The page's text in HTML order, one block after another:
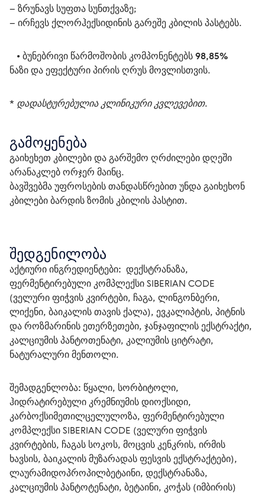
– ზრუნავს სუფთა სუნთქვაზე;
– ირჩევს ქლორჰექსიდინის გარეშე კბილის პასტებს.
• ბუნებრივი წარმოშობის კომპონენტებს 98,85%
ნაზი და ეფექტური პირის ღრუს მოვლისთვის.
* დადასტურებულია კლინიკური კვლევებით.
გამოყენება
გაიხეხეთ კბილები და გარშემო ღრძილები დღეში
არანაკლებ ორჯერ მაინც.
ბავშვებმა უფროსების თანდასწრებით უნდა გაიხეხონ
კბილები ბარდის ზომის კბილის პასტით.
შედგენილობა
აქტიური ინგრედიენტები:
  დექსტრანაზა,
ფერმენტირებული კომპლექსი SIBERIAN CODE
(ველური ფიჭვის კვირტები, ჩაგა, ლინგონბერი,
ლიქენი, ბაიკალის თავის ქალა), ევკალიპტის, პიტნის
და როზმარინის ეთერზეთები, ჯანჯაფილის ექსტრაქტი,
კალციუმის პანტოთენატი, კალიუმის ციტრატი,
ნატურალური მენთოლი.
შემადგენლობა: წყალი, სორბიტოლი,
ჰიდრატირებული კრემნიუმის დიოქსიდი,
კარბოქსიმეთილცელულოზა, ფერმენტირებული
კომპლექსი SIBERIAN CODE (ველური ფიჭვის
კვირტების, ჩაგას სოკოს, მოცვის კენკრის, ირმის
ხავსის, ბაიკალის მუზარადას ფესვის ექსტრაქტები),
ლაურამიდოპროპილბეტაინი, დექსტრანაზა,
კალციუმის პანტოტენატი, ბეტაინი, კოჭას (იმბირის)